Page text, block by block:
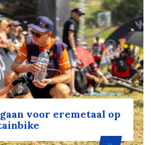
voor eremetaal op